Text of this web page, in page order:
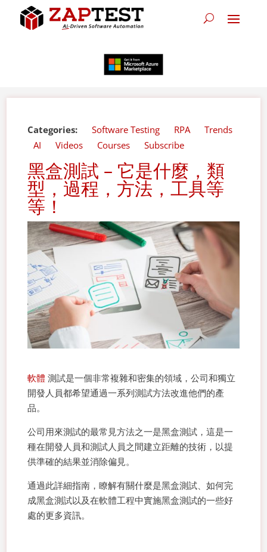
Categories: Software Testing RPA
Trends
AI
Videos Courses Subscribe
黑盒測試 – 它是什麼，類
型，過程，方法，工具等
等！
軟體 測試是一個非常複雜和密集的領域，公司和獨立
開發人員都希望通過一系列測試方法改進他們的產
品。
公司用來測試的最常見方法之一是黑盒測試，這是一
種在開發人員和測試人員之間建立距離的技術，以提
供準確的結果並消除偏見。
通過此詳細指南，瞭解有關什麼是黑盒測試、如何完
成黑盒測試以及在軟體工程中實施黑盒測試的一些好
處的更多資訊。